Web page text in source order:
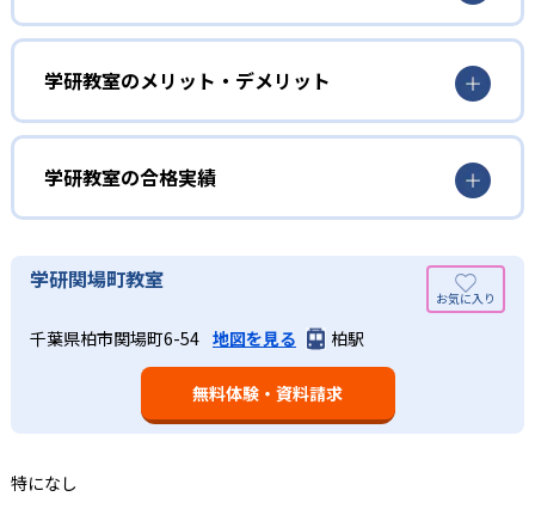
学研教室は、0･1･2歳から高校生までを対象として個別指導
解度を最優先して学習を進める「無学年方式」を採用して
いることが特徴だ。この「無学年方式」では、生徒が個々
のペースで学習することができるため、一度立ち止まって
わからないところをしっかり学習したり、余裕がある場合
はどんどん先取り学習を進めたりすることも可能である。
02
生徒それぞれに最適化された学習計画を設計
学研教室の個別指導では、生徒一人ひとりの学力／適性を
しっかり把握した上で学習の出発点を定め、生徒に最適化
された学習計画を設計する。また、生徒それぞれに最適な
教材を提供すると共に、適切なアドバイスも実施。少しず
つレベルアップするスモールステップの教材となっている
る。「自分から進んで学習する」姿勢や態度の育成も重視
している。
勉強全体の底力を上げたい人向け
学研教室は、生徒の「わかった！」を重視する形で個別指
導を行っている。無理なく学習を進められるよう「無学年
方式」を採用しており、わからない問題がある場合は立ち
止まってじっくりと学習することができる。また、覚えた
知識の量などで測りやすい「見える力」だけでなく、学習
に向いている。
算数（数学）と国語の基礎力を上げたい人向け
学研教室では、算数（数学）と国語を全ての教科の基礎に
なるものと考え、その指導を重視している。算数（数学）
では筋道を立てて考える力の育成を、国語では全ての学力
の土台となる「読む力」「書く力」の育成に力を入れてい
家庭学習で学習させている。そのため、算数（数学）と国
学研教室のメリット・デメリット
学研教室の合格実績
学研教室の合格実績は、公式サイトでは公開されていな
学研関場町教室
千葉県柏市関場町6-54 地図を見る 柏駅
無料体験・資料請求
特になし